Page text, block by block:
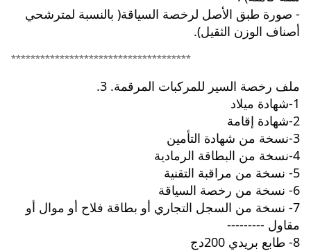
أصناف الوزن الثقيل).
*************************************
ملف رخصة السير للمركبات المرقمة. 3.
1-شهادة ميلاد
2-شهادة إقامة
3-نسخة من شهادة التأمين
4-نسخة من البطاقة الرمادية
5- نسخة من مراقبة التقنية
6- نسخة من رخصة السياقة
مقاول ---------
8- طابع بريدي 200دج